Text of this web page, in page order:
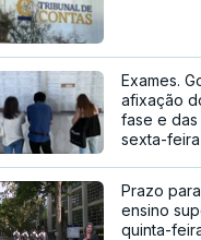
Exames.
afixação
fase e
sexta-feira
Prazo
ensino
quinta-